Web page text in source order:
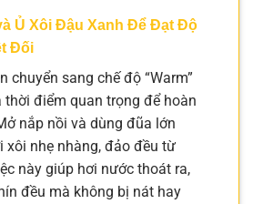
Ủ Xôi Đậu Xanh Để Đạt Độ
Đối
chuyển sang chế độ “Warm”
thời điểm quan trọng để hoàn
nắp nồi và dùng đũa lớn
xôi nhẹ nhàng, đảo đều từ
này giúp hơi nước thoát ra,
đều mà không bị nát hay